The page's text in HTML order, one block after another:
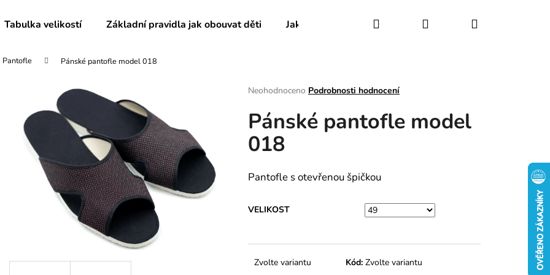
Tabulka velikostí Základní pravidla jak obouvat děti Jak udržovat obuv Certifikáty Kontakty
Hledat PřihlášeníNákupní
Pantofle Pánské pantofle model 018
Průměrné
produktu
je
0,0
z
hvězdiček.
Neohodnoceno Podrobnosti hodnocení
Pánské pantofle model
018
Pantofle s otevřenou špičkou
VELIKOST
Zvolte variantu Kód: Zvolte variantu
Co potřebujete najít?
HLEDAT
Doporučujeme
DĚTSKÉ BAČKORY MODEL 025
DÁMSKÉ PANTOFLE MODEL 003-6